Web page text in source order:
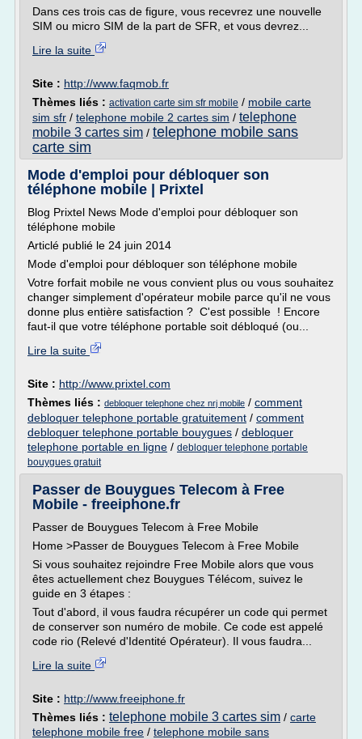
Dans ces trois cas de figure, vous recevrez une nouvelle
SIM ou micro SIM de la part de SFR, et vous devrez...
Lire la suite
Site : http://www.faqmob.fr
Thèmes liés : activation carte sim sfr mobile / mobile carte
sim sfr / telephone mobile 2 cartes sim / telephone
mobile 3 cartes sim / telephone mobile sans
carte sim
Mode d'emploi pour débloquer son
téléphone mobile | Prixtel
Blog Prixtel News Mode d'emploi pour débloquer son
téléphone mobile
Articlé publié le 24 juin 2014
Mode d'emploi pour débloquer son téléphone mobile
Votre forfait mobile ne vous convient plus ou vous souhaitez
changer simplement d'opérateur mobile parce qu'il ne vous
donne plus entière satisfaction ? C'est possible ! Encore
faut-il que votre téléphone portable soit débloqué (ou...
Lire la suite
Site : http://www.prixtel.com
Thèmes liés : debloquer telephone chez nrj mobile / comment
debloquer telephone portable gratuitement / comment
debloquer telephone portable bouygues / debloquer
telephone portable en ligne / debloquer telephone portable
bouygues gratuit
Passer de Bouygues Telecom à Free
Mobile - freeiphone.fr
Passer de Bouygues Telecom à Free Mobile
Home >Passer de Bouygues Telecom à Free Mobile
Si vous souhaitez rejoindre Free Mobile alors que vous
êtes actuellement chez Bouygues Télécom, suivez le
guide en 3 étapes :
Tout d'abord, il vous faudra récupérer un code qui permet
de conserver son numéro de mobile. Ce code est appelé
code rio (Relevé d'Identité Opérateur). Il vous faudra...
Lire la suite
Site : http://www.freeiphone.fr
Thèmes liés : telephone mobile 3 cartes sim / carte
telephone mobile free / telephone mobile sans